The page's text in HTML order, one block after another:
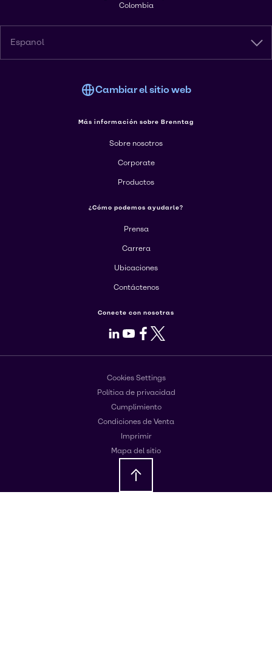
Colombia
Espanol
Cambiar el sitio web
Más información sobre Brenntag
Sobre nosotros
Corporate
Productos
¿Cómo podemos ayudarle?
Prensa
Carrera
Ubicaciones
Contáctenos
Conecte con nosotras
LinkedIn
Youtube
Facebook
X
Cookies Settings
Política de privacidad
Cumplimiento
Condiciones de Venta
Imprimir
Mapa del sitio